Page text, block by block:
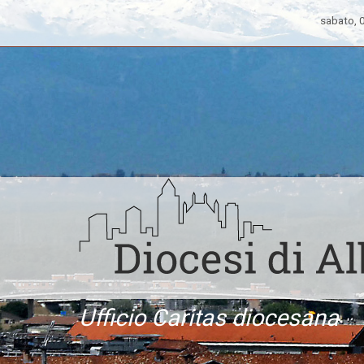
sabato,
Ufficio Caritas diocesana